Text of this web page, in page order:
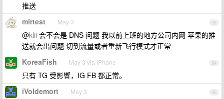
推送
93
mirtest May 3
@klii 会不会是 DNS 问题 我以前上班的地方公司内网 苹果的推
送就会出问题 切到流量或者重新飞行模式才正常
94
KoreaFish May 3 via iPhone
只有 TG 受影響，IG FB 都正常。
95
iVoldemort May 3